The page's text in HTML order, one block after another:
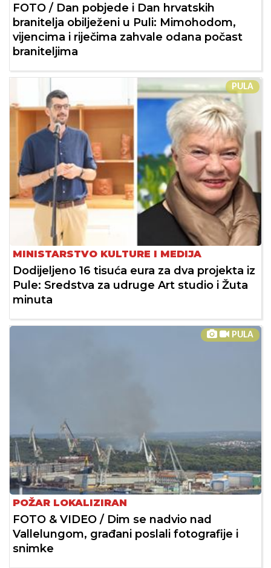
FOTO / Dan pobjede i Dan hrvatskih
branitelja obilježeni u Puli: Mimohodom,
vijencima i riječima zahvale odana počast
braniteljima
PULA
MINISTARSTVO KULTURE I MEDIJA
Dodijeljeno 16 tisuća eura za dva projekta iz
Pule: Sredstva za udruge Art studio i Žuta
minuta
PULA
POŽAR LOKALIZIRAN
FOTO & VIDEO / Dim se nadvio nad
Vallelungom, građani poslali fotografije i
snimke